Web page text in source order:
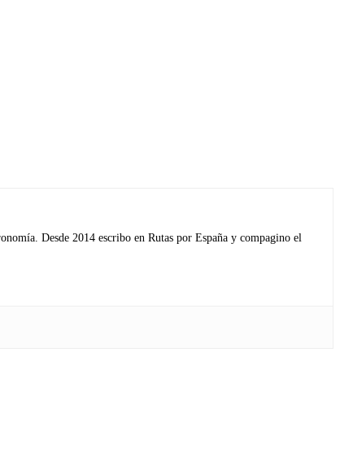
Desde 2014 escribo en Rutas por España y compagino el